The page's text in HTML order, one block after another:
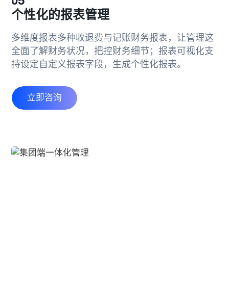
个性化的报表管理
多维度报表多种收退费与记账财务报表，让管理这
全面了解财务状况，把控财务细节；报表可视化支
持设定自定义报表字段，生成个性化报表。
立即咨询